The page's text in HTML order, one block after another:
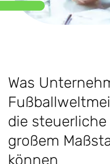
Was
die
großem
können